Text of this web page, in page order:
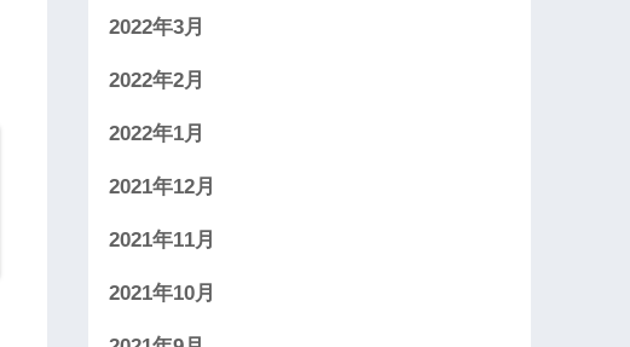
2022年3月
2022年2月
2022年1月
2021年12月
2021年11月
2021年10月